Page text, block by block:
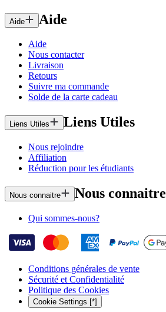
Aide Aide
Aide
Nous contacter
Livraison
Retours
Suivre ma commande
Solde de la carte cadeau
Liens Utiles Liens Utiles
Nous rejoindre
Affiliation
Réduction pour les étudiants
Nous connaitre Nous connaitre
Qui sommes-nous?
Conditions générales de vente
Sécurité et Confidentialité
Politique des Cookies
Cookie Settings [*]